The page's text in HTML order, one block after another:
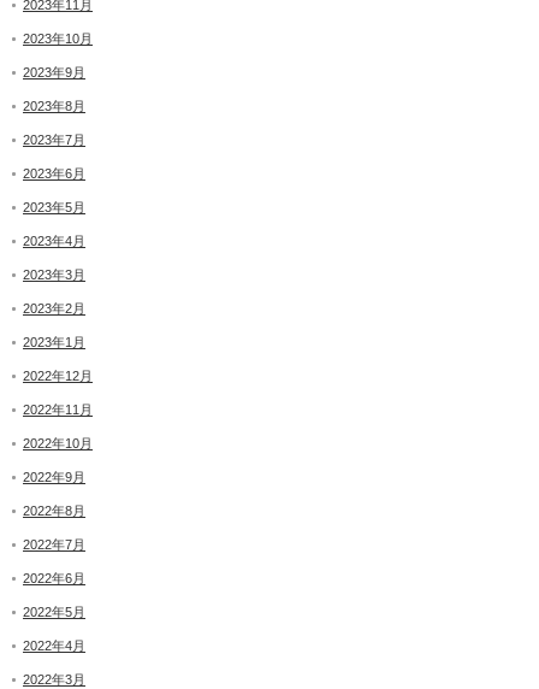
2023年11月
2023年10月
2023年9月
2023年8月
2023年7月
2023年6月
2023年5月
2023年4月
2023年3月
2023年2月
2023年1月
2022年12月
2022年11月
2022年10月
2022年9月
2022年8月
2022年7月
2022年6月
2022年5月
2022年4月
2022年3月